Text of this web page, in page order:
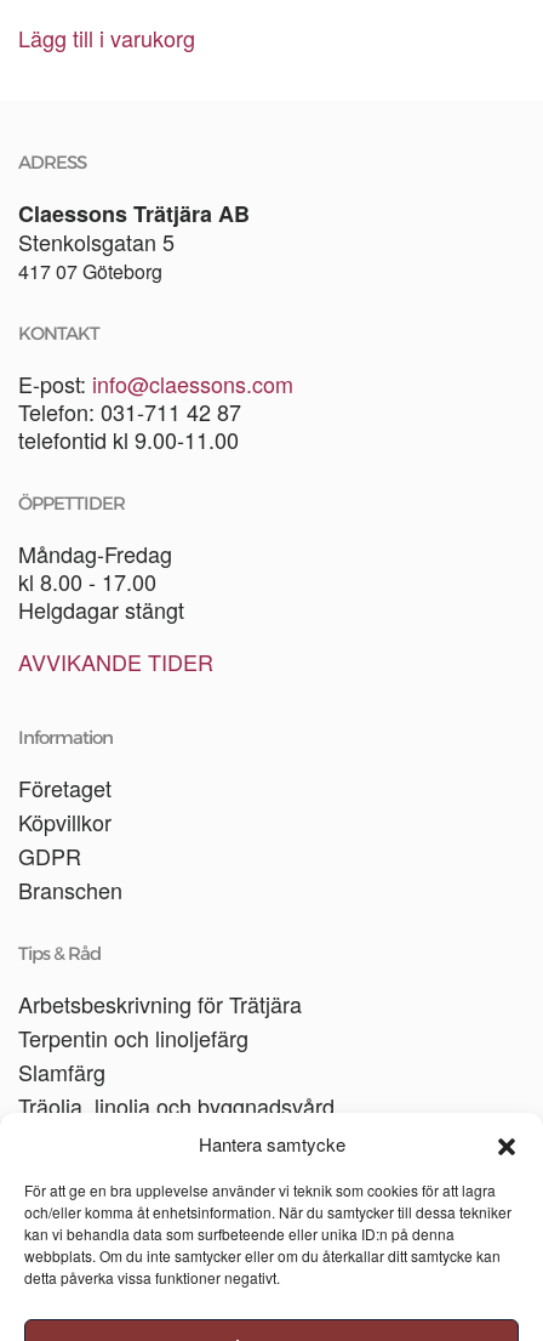
Hantera samtycke
För att ge en bra upplevelse använder vi teknik som cookies för att lagra
och/eller komma åt enhetsinformation. När du samtycker till dessa tekniker
kan vi behandla data som surfbeteende eller unika ID:n på denna
webbplats. Om du inte samtycker eller om du återkallar ditt samtycke kan
detta påverka vissa funktioner negativt.
Lägg till i varukorg
ADRESS
Claessons Trätjära AB
Stenkolsgatan 5
417 07 Göteborg
KONTAKT
E-post: info@claessons.com
Telefon: 031-711 42 87
telefontid kl 9.00-11.00
ÖPPETTIDER
Måndag-Fredag
kl 8.00 - 17.00
Helgdagar stängt
AVVIKANDE TIDER
Information
Företaget
Köpvillkor
GDPR
Branschen
Tips & Råd
Arbetsbeskrivning för Trätjära
Terpentin och linoljefärg
Slamfärg
Träolja, linolja och byggnadsvård